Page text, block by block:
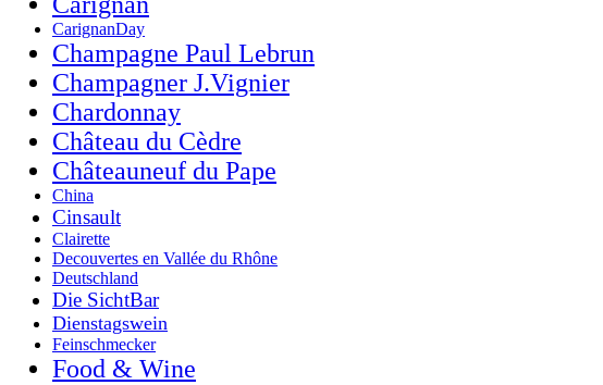
CarignanDay
Champagne Paul Lebrun
Champagner J.Vignier
Chardonnay
Château du Cèdre
Châteauneuf du Pape
China
Cinsault
Clairette
Decouvertes en Vallée du Rhône
Deutschland
Die SichtBar
Dienstagswein
Feinschmecker
Food & Wine